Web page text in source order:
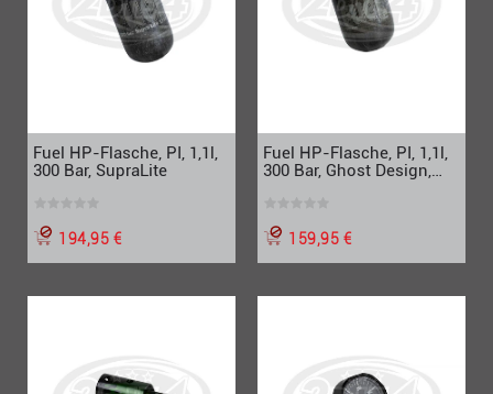
Fuel HP-Flasche, PI, 1,1l,
300 Bar, SupraLite
194,95 €
Fuel HP-Flasche, PI, 1,1l,
300 Bar, Ghost Design,
159,95 €